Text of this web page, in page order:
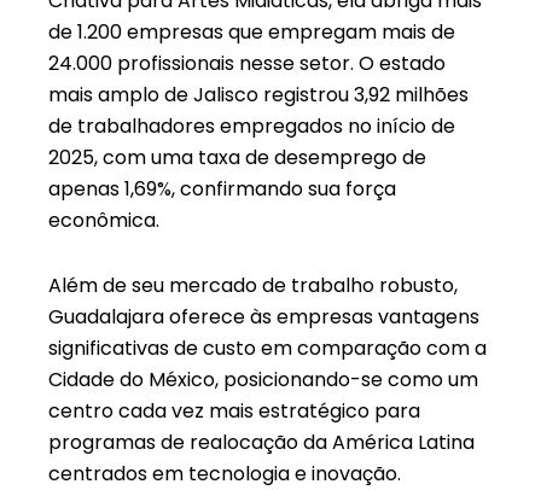
de 1.200 empresas que empregam mais de
24.000 profissionais nesse setor. O estado
mais amplo de Jalisco registrou 3,92 milhões
de trabalhadores empregados no início de
2025, com uma taxa de desemprego de
apenas 1,69%, confirmando sua força
econômica.
Além de seu mercado de trabalho robusto,
Guadalajara oferece às empresas vantagens
significativas de custo em comparação com a
Cidade do México, posicionando-se como um
centro cada vez mais estratégico para
programas de realocação da América Latina
centrados em tecnologia e inovação.